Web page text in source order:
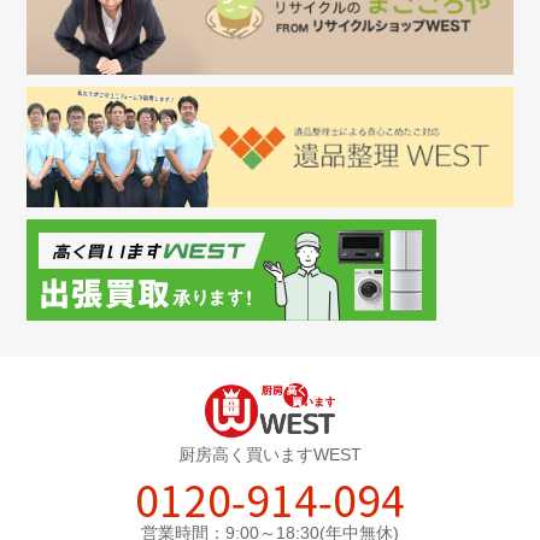
厨房高く買いますWEST
0120-914-094
営業時間：9:00～18:30(年中無休)